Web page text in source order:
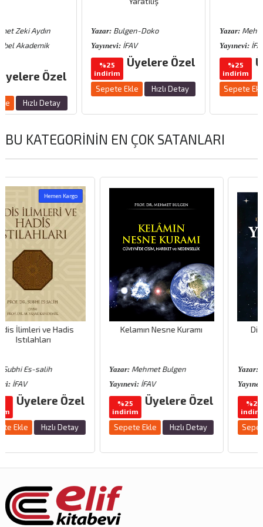
Yazar: Bulgen-Doko
Yayınevi:
indirim
Üyelere Özel
Hızlı Detay
Mehmet Bulgen
%25
Üyelere
Sepete Ekle Hızlı Detay
BU KATEGORININ EN ÇOK SATANLARI
Kelamın Nesne Kuramı
Yazar: Mehmet Bulgen
%25
Üyelere Özel
Sepete Ekle Hızlı Detay
Din ve Bilim
Yazar: Bulgen-Doko
%25
Üyelere
Sepete Ekle Hızlı